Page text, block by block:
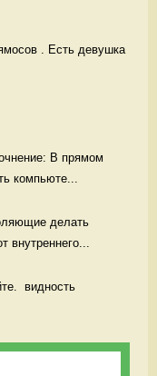
. Есть девушка
В прямом
компьюте...
делать
внутреннего...
видность